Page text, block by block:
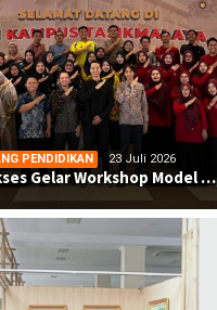
PENDIDIKAN 23 Juli 2026
Gelar Workshop Model …